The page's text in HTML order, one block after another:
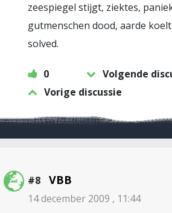
zeespiegel stijgt, ziektes,
gutmenschen dood, aarde
solved.
0
Volgende
Vorige discussie
#8 VBB
14 december 2009 , 11:44